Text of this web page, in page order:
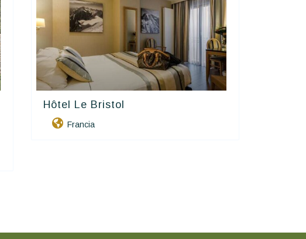
Hôtel Le Bristol
Francia